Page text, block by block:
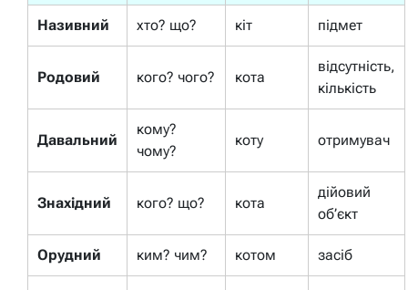
Називний хто? що? кіт підмет
Родовий кого? чого? кота
відсутність,
кількість
Давальний
кому?
чому?
коту отримувач
Знахідний кого? що? кота
дійовий
об’єкт
Орудний ким? чим? котом засіб